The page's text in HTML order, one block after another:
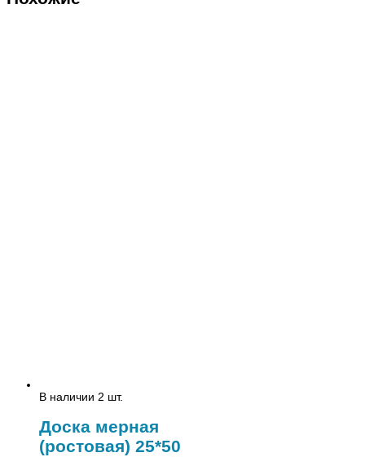
В наличии 2 шт.
Доска мерная
(ростовая) 25*50